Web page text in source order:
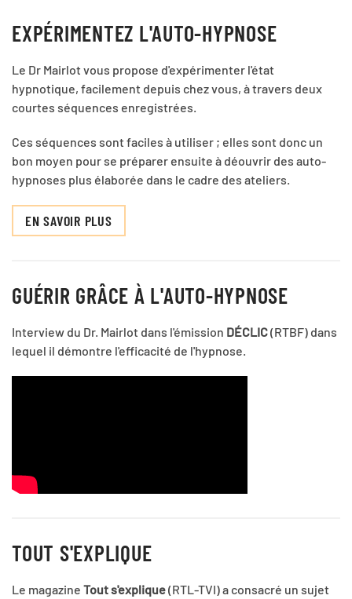
EXPÉRIMENTEZ L'AUTO-HYPNOSE
Le Dr Mairlot vous propose d'expérimenter l'état
hypnotique, facilement depuis chez vous, à travers deux
courtes séquences enregistrées.
Ces séquences sont faciles à utiliser ; elles sont donc un
bon moyen pour se préparer ensuite à déouvrir des auto-
hypnoses plus élaborée dans le cadre des ateliers.
EN SAVOIR PLUS
GUÉRIR GRÂCE À L'AUTO-HYPNOSE
Interview du Dr. Mairlot dans l'émission DÉCLIC(RTBF) dans
lequel il démontre l'efficacité de l'hypnose.
TOUT S'EXPLIQUE
Le magazine Tout s'explique(RTL-TVI) a consacré un sujet